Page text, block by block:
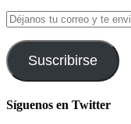
Déjanos
tu
correo
y
te
las
noticias
Suscribirse
Síguenos en Twitter